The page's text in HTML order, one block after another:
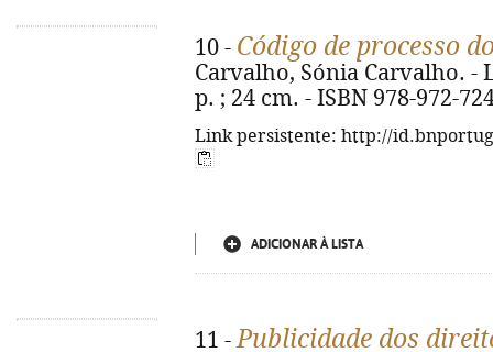
10 - Código de processo
Carvalho, Sónia Carvalho. -
p. ; 24 cm. - ISBN 978-972-
Link persistente: http://
ADICIONAR À LISTA
11 -Publicidade dos